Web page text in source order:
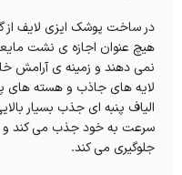
در ساخت پوشک ایزی لایف
هیچ عنوان اجازه ی نشت
نمی دهند و زمینه ی آرامش
لایه های جاذب و هسته های
الیاف پنبه ای جذب بسیار
سرعت به خود جذب می کند و
جلوگیری می کند.